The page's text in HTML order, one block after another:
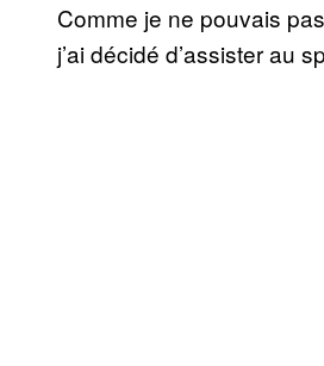
Comme je ne pouvais
j’ai décidé d’assister au